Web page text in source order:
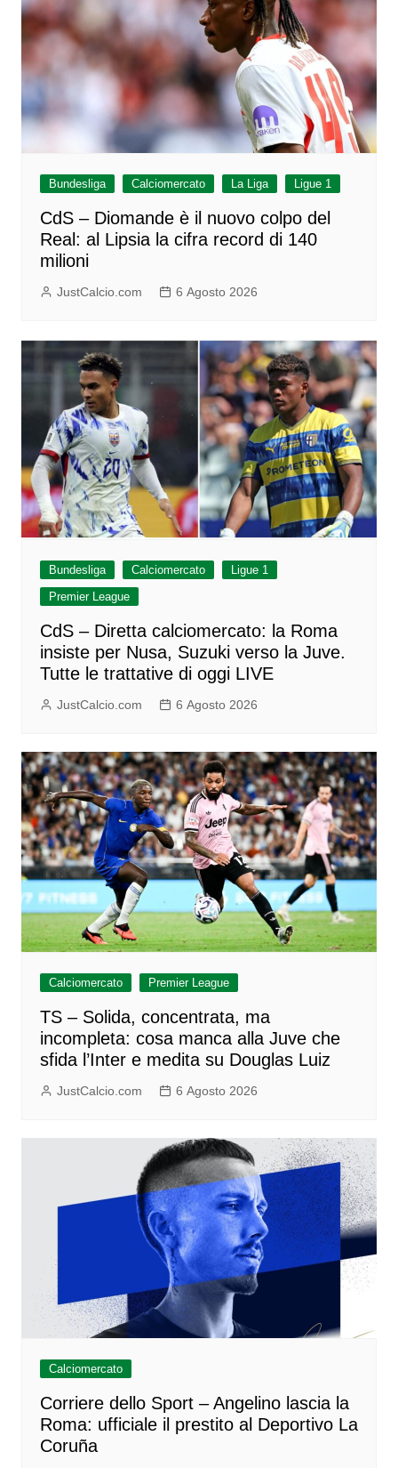
Bundesliga Calciomercato La Liga Ligue 1
CdS – Diomande è il nuovo colpo del
Real: al Lipsia la cifra record di 140
milioni
JustCalcio.com 6 Agosto 2026
Bundesliga Calciomercato
Ligue 1
Premier League
CdS – Diretta calciomercato: la Roma
insiste per Nusa, Suzuki verso la Juve.
Tutte le trattative di oggi LIVE
JustCalcio.com 6 Agosto 2026
Calciomercato Premier League
TS – Solida, concentrata, ma
incompleta: cosa manca alla Juve che
sfida l’Inter e medita su Douglas Luiz
JustCalcio.com 6 Agosto 2026
Calciomercato
Corriere dello Sport – Angelino lascia la
Roma: ufficiale il prestito al Deportivo La
Coruña